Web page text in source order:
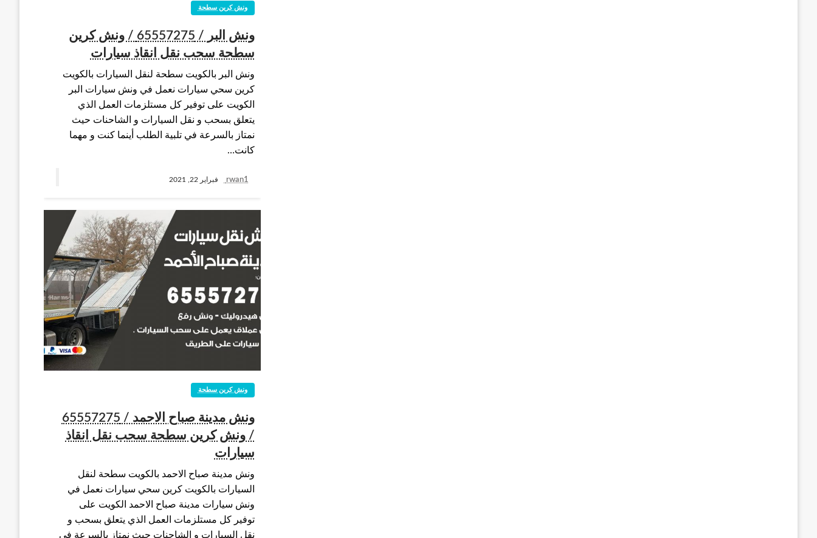
ونش كرين سطحة
ونش البر / 65557275 / ونش كرين
سطحة سحب نقل انقاذ سيارات
ونش البر بالكويت سطحة لنقل السيارات بالكويت
كرين سحي سيارات نعمل في ونش سيارات البر
الكويت على توفير كل مستلزمات العمل الذي
يتعلق بسحب و نقل السيارات و الشاحنات حيث
نمتاز بالسرعة في تلبية الطلب أينما كنت و مهما
كانت…
rwan1 فبراير 22, 2021
ونش كرين سطحة
ونش مدينة صباح الاحمد / 65557275
/ ونش كرين سطحة سحب نقل انقاذ
سيارات
ونش مدينة صباح الاحمد بالكويت سطحة لنقل
السيارات بالكويت كرين سحي سيارات نعمل في
ونش سيارات مدينة صباح الاحمد الكويت على
توفير كل مستلزمات العمل الذي يتعلق بسحب و
نقل السيارات و الشاحنات حيث نمتاز بالسرعة في